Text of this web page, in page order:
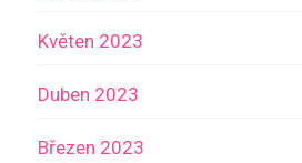
Květen 2023
Duben 2023
Březen 2023